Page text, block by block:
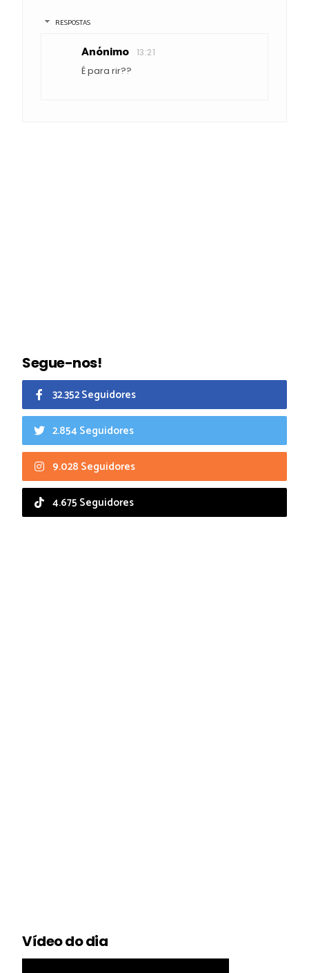
RESPOSTAS
Anónimo 13:21
É para rir??
Segue-nos!
32.352 Seguidores
2.854 Seguidores
9.028 Seguidores
4.675 Seguidores
Vídeo do dia